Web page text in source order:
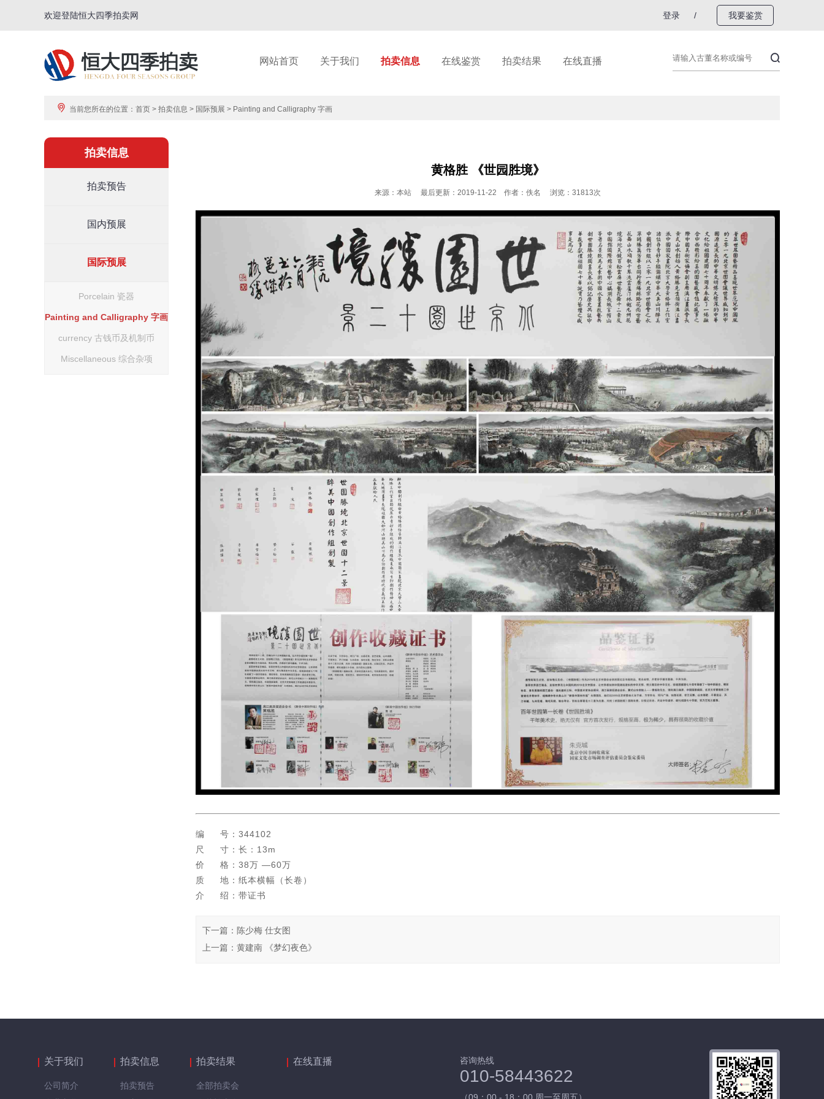
欢迎登陆恒大四季拍卖网 登录 / 我要鉴赏
网站首页 关于我们 拍卖信息 在线鉴赏 拍卖结果 在线直播
当前您所在的位置： 首页 > 拍卖信息 > 国际预展 > Painting and Calligraphy 字画
拍卖信息
拍卖预告
国内预展
国际预展
Porcelain 瓷器
Painting and Calligraphy 字画
currency 古钱币及机制币
Miscellaneous 综合杂项
黄格胜 《世园胜境》
来源：本站 最后更新：2019-11-22 作者：佚名 浏览：31813次
编 号：344102
尺 寸：长：13m
价 格：38万 —60万
质 地：纸本横幅（长卷）
介 绍：带证书
下一篇 ： 陈少梅 仕女图
上一篇 ： 黄建南 《梦幻夜色》
关于我们
公司简介
拍卖信息
拍卖预告
拍卖结果
全部拍卖会
在线直播 咨询热线
010-58443622